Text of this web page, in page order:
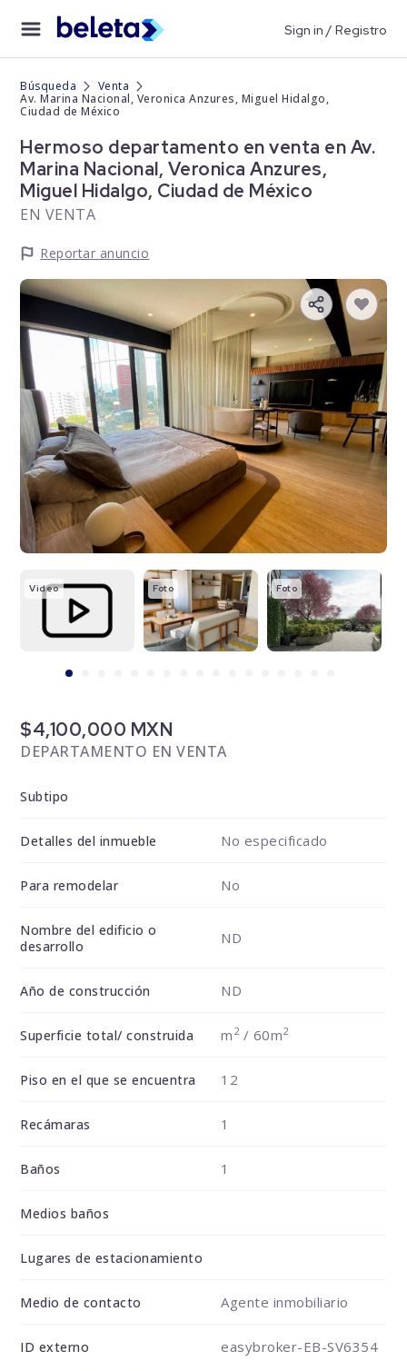
Sign in / Registro
Búsqueda
Venta
Av. Marina Nacional, Veronica Anzures, Miguel Hidalgo,
Ciudad de México
Hermoso departamento en venta en Av.
Marina Nacional, Veronica Anzures,
Miguel Hidalgo, Ciudad de México
EN VENTA
Reportar anuncio
Video Foto Foto
$4,100,000 MXN
DEPARTAMENTO EN VENTA
Subtipo
Detalles del inmueble No especificado
Para remodelar No
Nombre del edificio o
desarrollo
ND
Año de construcción ND
Superficie total/ construida m 2/ 60m2
Piso en el que se encuentra 12
Recámaras 1
Baños 1
Medios baños
Lugares de estacionamiento
Medio de contacto Agente inmobiliario
ID externo easybroker-EB-SV6354